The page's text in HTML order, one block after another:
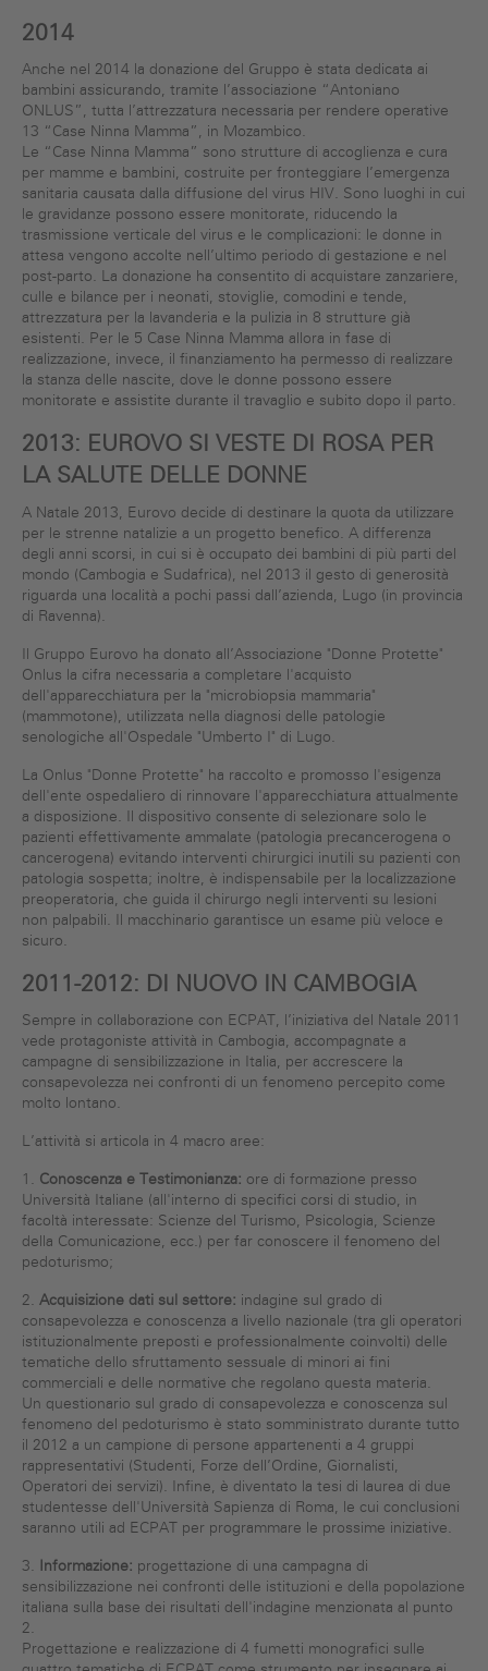
2014
Anche nel 2014 la donazione del Gruppo è stata dedicata ai
bambini assicurando, tramite l’associazione “Antoniano
ONLUS”, tutta l’attrezzatura necessaria per rendere operative
13 “Case Ninna Mamma”, in Mozambico.
Le “Case Ninna Mamma” sono strutture di accoglienza e cura
per mamme e bambini, costruite per fronteggiare l’emergenza
sanitaria causata dalla diffusione del virus HIV. Sono luoghi in cui
le gravidanze possono essere monitorate, riducendo la
trasmissione verticale del virus e le complicazioni: le donne in
attesa vengono accolte nell’ultimo periodo di gestazione e nel
post-parto. La donazione ha consentito di acquistare zanzariere,
culle e bilance per i neonati, stoviglie, comodini e tende,
attrezzatura per la lavanderia e la pulizia in 8 strutture già
esistenti. Per le 5 Case Ninna Mamma allora in fase di
realizzazione, invece, il finanziamento ha permesso di realizzare
la stanza delle nascite, dove le donne possono essere
monitorate e assistite durante il travaglio e subito dopo il parto.
2013: EUROVO SI VESTE DI ROSA PER
LA SALUTE DELLE DONNE
A Natale 2013, Eurovo decide di destinare la quota da utilizzare
per le strenne natalizie a un progetto benefico. A differenza
degli anni scorsi, in cui si è occupato dei bambini di più parti del
mondo (Cambogia e Sudafrica), nel 2013 il gesto di generosità
riguarda una località a pochi passi dall’azienda, Lugo (in provincia
di Ravenna).
Il Gruppo Eurovo ha donato all’Associazione "Donne Protette"
Onlus la cifra necessaria a completare l'acquisto
dell'apparecchiatura per la "microbiopsia mammaria"
(mammotone), utilizzata nella diagnosi delle patologie
senologiche all'Ospedale "Umberto I" di Lugo.
La Onlus "Donne Protette" ha raccolto e promosso l'esigenza
dell'ente ospedaliero di rinnovare l'apparecchiatura attualmente
a disposizione. Il dispositivo consente di selezionare solo le
pazienti effettivamente ammalate (patologia precancerogena o
cancerogena) evitando interventi chirurgici inutili su pazienti con
patologia sospetta; inoltre, è indispensabile per la localizzazione
preoperatoria, che guida il chirurgo negli interventi su lesioni
non palpabili. Il macchinario garantisce un esame più veloce e
sicuro.
2011-2012: DI NUOVO IN CAMBOGIA
Sempre in collaborazione con ECPAT, l’iniziativa del Natale 2011
vede protagoniste attività in Cambogia, accompagnate a
campagne di sensibilizzazione in Italia, per accrescere la
consapevolezza nei confronti di un fenomeno percepito come
molto lontano.
L’attività si articola in 4 macro aree:
1. Conoscenza e Testimonianza: ore di formazione presso
Università Italiane (all'interno di specifici corsi di studio, in
facoltà interessate: Scienze del Turismo, Psicologia, Scienze
della Comunicazione, ecc.) per far conoscere il fenomeno del
pedoturismo;
2. Acquisizione dati sul settore: indagine sul grado di
consapevolezza e conoscenza a livello nazionale (tra gli operatori
istituzionalmente preposti e professionalmente coinvolti) delle
tematiche dello sfruttamento sessuale di minori ai fini
commerciali e delle normative che regolano questa materia.
Un questionario sul grado di consapevolezza e conoscenza sul
fenomeno del pedoturismo è stato somministrato durante tutto
il 2012 a un campione di persone appartenenti a 4 gruppi
rappresentativi (Studenti, Forze dell’Ordine, Giornalisti,
Operatori dei servizi). Infine, è diventato la tesi di laurea di due
studentesse dell'Università Sapienza di Roma, le cui conclusioni
saranno utili ad ECPAT per programmare le prossime iniziative.
3. Informazione: progettazione di una campagna di
sensibilizzazione nei confronti delle istituzioni e della popolazione
italiana sulla base dei risultati dell'indagine menzionata al punto
2.
Progettazione e realizzazione di 4 fumetti monografici sulle